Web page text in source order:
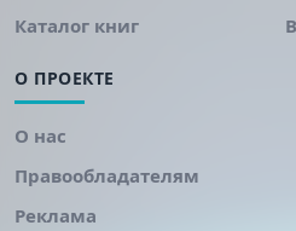
Каталог книг
О ПРОЕКТЕ
О нас
Правообладателям
Реклама